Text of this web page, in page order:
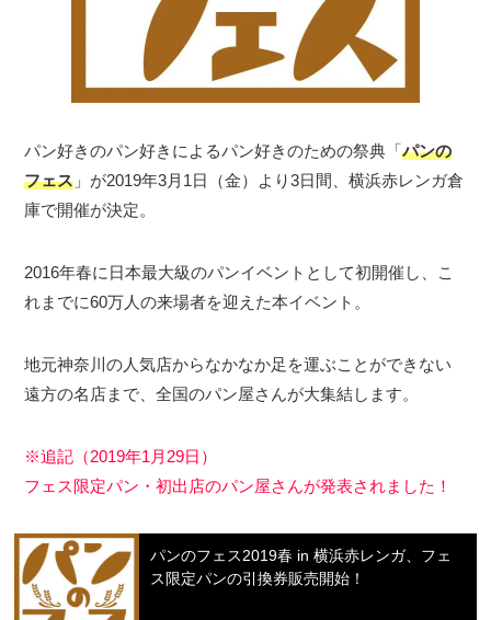
パン好きのパン好きによるパン好きのための祭典「パンの
フェス 」が2019年3月1日（金）より3日間、横浜赤レンガ倉
庫で開催が決定。
2016年春に日本最大級のパンイベントとして初開催し、こ
れまでに60万人の来場者を迎えた本イベント。
地元神奈川の人気店からなかなか足を運ぶことができない
遠方の名店まで、全国のパン屋さんが大集結します。
※追記（2019年1月29日）
フェス限定パン・初出店のパン屋さんが発表されました！
パンのフェス2019春 in 横浜赤レンガ、フェ
ス限定パンの引換券販売開始！